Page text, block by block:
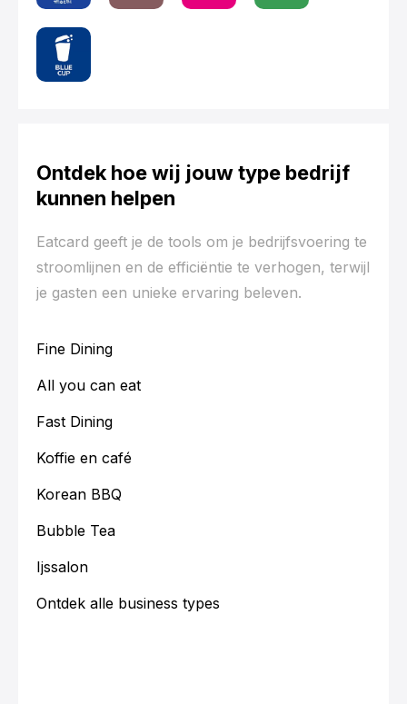
Ontdek hoe wij jouw type bedrijf
kunnen helpen
Eatcard geeft je de tools om je bedrijfsvoering te
stroomlijnen en de efficiëntie te verhogen, terwijl
je gasten een unieke ervaring beleven.
Fine Dining
All you can eat
Fast Dining
Koffie en café
Korean BBQ
Bubble Tea
Ijssalon
Ontdek alle business types